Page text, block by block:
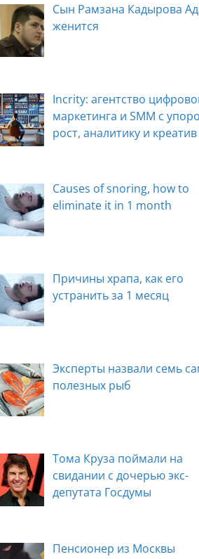
Сын Рамзана Кадырова
женится
Incrity: агентство
маркетинга и SMM с
рост, аналитику и креатив
Causes of snoring, how to
eliminate it in 1 month
Причины храпа, как его
устранить за 1 месяц
Эксперты назвали семь
полезных рыб
Тома Круза поймали на
свидании с дочерью экс-
депутата Госдумы
Пенсионер из Москвы